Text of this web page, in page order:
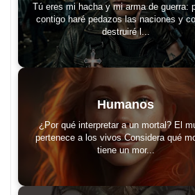
Tú eres mi hacha y mi arma de guerra:
contigo haré pedazos las naciones y
destruiré l...
Humanos
¿Por qué interpretar a un mortal? El
pertenece a los vivos Considera qué
tiene un mor...